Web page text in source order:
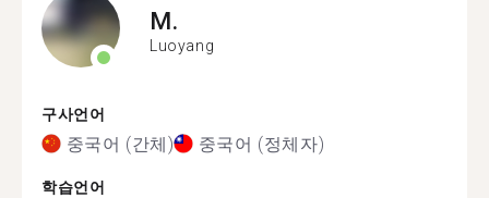
M.
Luoyang
구사언어
중국어 (간체) 중국어 (정체자)
학습언어